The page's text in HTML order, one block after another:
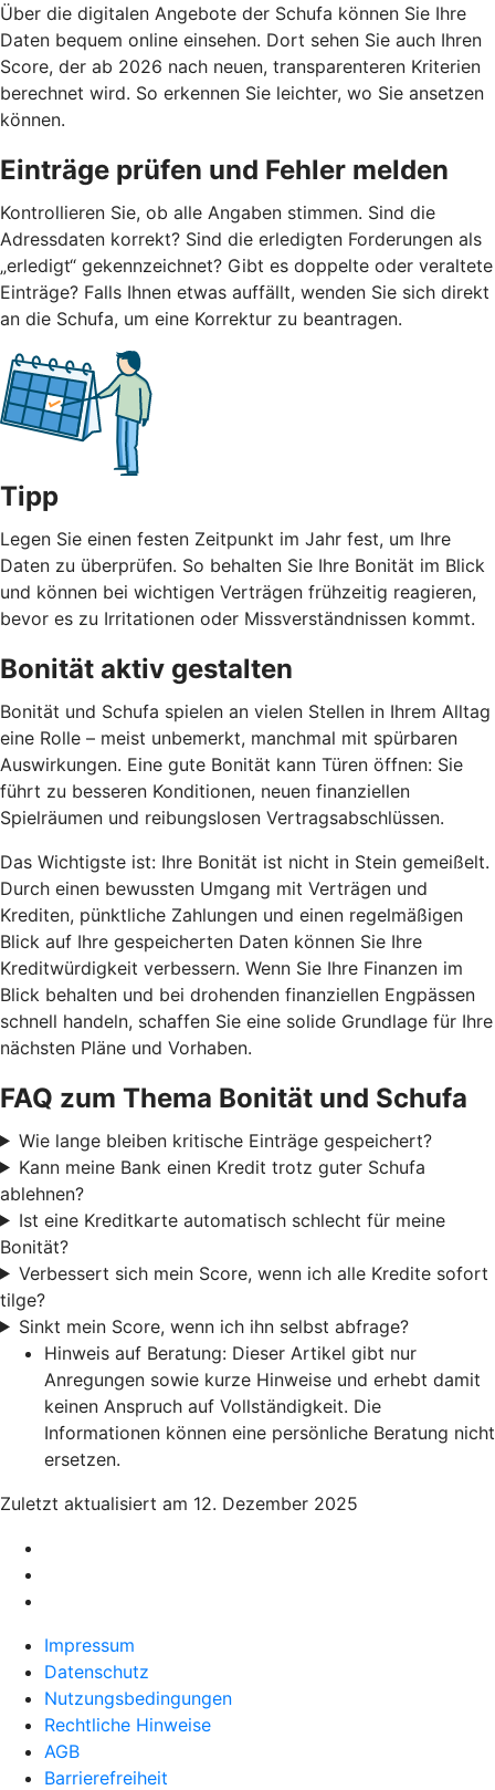
Über die digitalen Angebote der Schufa können Sie Ihre
Daten bequem online einsehen. Dort sehen Sie auch Ihren
Score, der ab 2026 nach neuen, transparenteren Kriterien
berechnet wird. So erkennen Sie leichter, wo Sie ansetzen
können.
Einträge prüfen und Fehler melden
Kontrollieren Sie, ob alle Angaben stimmen. Sind die
Adressdaten korrekt? Sind die erledigten Forderungen als
„erledigt“ gekennzeichnet? Gibt es doppelte oder veraltete
Einträge? Falls Ihnen etwas auffällt, wenden Sie sich direkt
an die Schufa, um eine Korrektur zu beantragen.
Tipp
Legen Sie einen festen Zeitpunkt im Jahr fest, um Ihre
Daten zu überprüfen. So behalten Sie Ihre Bonität im Blick
und können bei wichtigen Verträgen frühzeitig reagieren,
bevor es zu Irritationen oder Missverständnissen kommt.
Bonität aktiv gestalten
Bonität und Schufa spielen an vielen Stellen in Ihrem Alltag
eine Rolle – meist unbemerkt, manchmal mit spürbaren
Auswirkungen. Eine gute Bonität kann Türen öffnen: Sie
führt zu besseren Konditionen, neuen finanziellen
Spielräumen und reibungslosen Vertragsabschlüssen.
Das Wichtigste ist: Ihre Bonität ist nicht in Stein gemeißelt.
Durch einen bewussten Umgang mit Verträgen und
Krediten, pünktliche Zahlungen und einen regelmäßigen
Blick auf Ihre gespeicherten Daten können Sie Ihre
Kreditwürdigkeit verbessern. Wenn Sie Ihre Finanzen im
Blick behalten und bei drohenden finanziellen Engpässen
schnell handeln, schaffen Sie eine solide Grundlage für Ihre
nächsten Pläne und Vorhaben.
FAQ zum Thema Bonität und Schufa
Wie lange bleiben kritische Einträge gespeichert?
Kann meine Bank einen Kredit trotz guter Schufa
ablehnen?
Ist eine Kreditkarte automatisch schlecht für meine
Bonität?
Verbessert sich mein Score, wenn ich alle Kredite sofort
tilge?
Sinkt mein Score, wenn ich ihn selbst abfrage?
Hinweis auf Beratung: Dieser Artikel gibt nur
Anregungen sowie kurze Hinweise und erhebt damit
keinen Anspruch auf Vollständigkeit. Die
Informationen können eine persönliche Beratung nicht
ersetzen.
Zuletzt aktualisiert am 12. Dezember 2025
Impressum
Datenschutz
Nutzungsbedingungen
Rechtliche Hinweise
AGB
Barrierefreiheit